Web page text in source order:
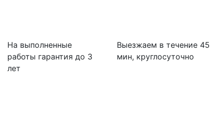
На выполненные
работы гарантия до 3
лет
Выезжаем в течение 45
мин, круглосуточно